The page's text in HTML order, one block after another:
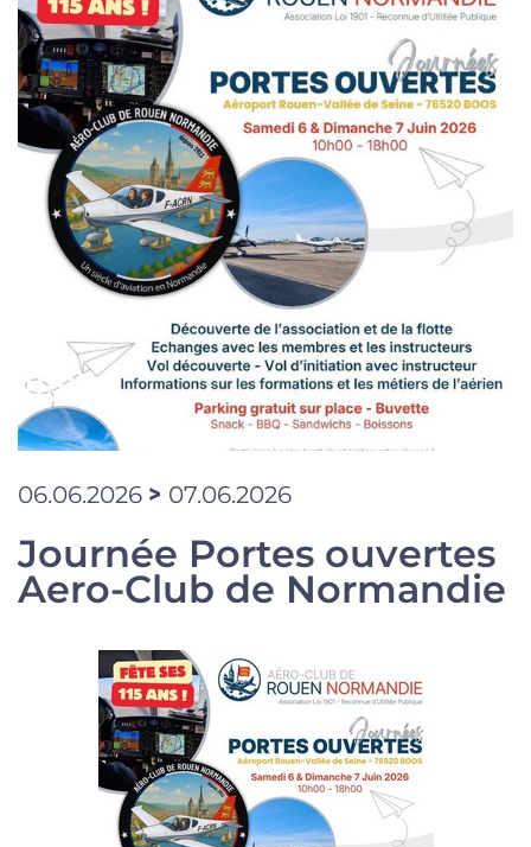
06.06.2026 > 07.06.2026
Journée Portes ouvertes
Aero-Club de Normandie